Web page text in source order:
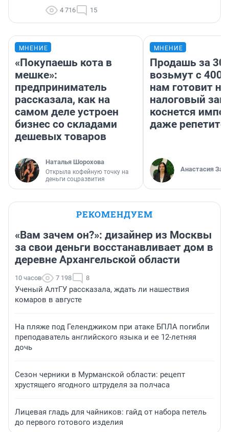
4 716 15
МНЕНИЕ
«Покупаешь кота в
мешке»:
предприниматель
рассказала, как на
самом деле устроен
бизнес со складами
дешевых товаров
Наталья Шорохова
Открыла кофейную точку на
деньги соцразвития
МНЕНИЕ
Продашь за
возьмут с
нам готовит
налоговый
коснется
даже
Анастасия
РЕКОМЕНДУЕМ
«Вам зачем он?»: дизайнер из Москвы
за свои деньги восстанавливает дом в
деревне Архангельской области
10 часов 7 198 8
Ученый АлтГУ рассказала, ждать ли нашествия
комаров в августе
На пляже под Геленджиком при атаке БПЛА погибли
преподаватель английского языка и ее 12-летняя
дочь
Сезон черники в Мурманской области: рецепт
хрустящего ягодного штруделя за полчаса
Лицевая гладь для чайников: гайд от набора петель
до первого готового изделия